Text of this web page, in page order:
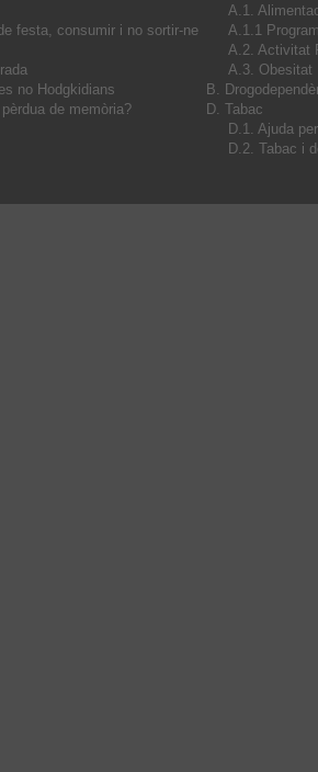
festa, consumir i no sortir-ne
no Hodgkidians
de memòria?
A.1.
A.1.1
A.2. Activitat
A.3. Obesitat
B.
D. Tabac
D.1. Ajuda
D.2. Tabac i